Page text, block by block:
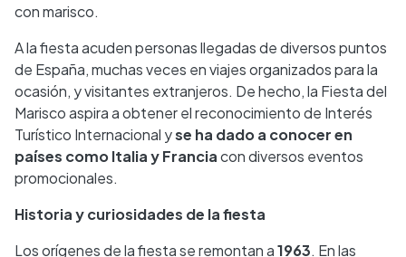
con marisco.
A la fiesta acuden personas llegadas de diversos puntos
de España, muchas veces en viajes organizados para la
ocasión, y visitantes extranjeros. De hecho, la Fiesta del
Marisco aspira a obtener el reconocimiento de Interés
Turístico Internacional yse ha dado a conocer en
países como Italia y Franciacon diversos eventos
promocionales.
Historia y curiosidades de la fiesta
Los orígenes de la fiesta se remontan a1963. En las